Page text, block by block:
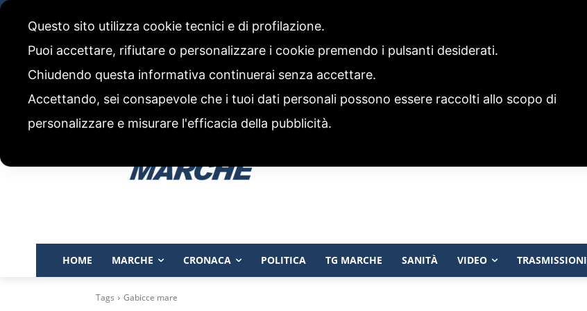
CODICE ETICO E POLITICA EDITORIALE
HOME MARCHE CRONACA POLITICA TG MARCHE SANITÀ VIDEO TRASMISSIONI
Tags Gabicce mare
Questo sito utilizza cookie tecnici e di profilazione.
Puoi accettare, rifiutare o personalizzare i cookie premendo i pulsanti desiderati.
Chiudendo questa informativa continuerai senza accettare.
Accettando, sei consapevole che i tuoi dati personali possono essere raccolti allo scopo di
personalizzare e misurare l'efficacia della pubblicità.